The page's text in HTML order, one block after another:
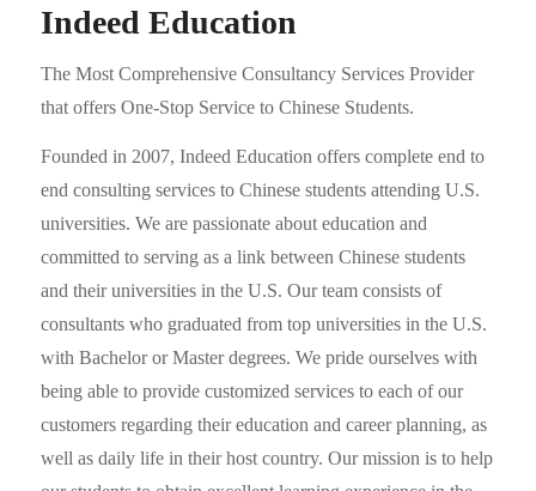
Indeed Education
The Most Comprehensive Consultancy Services Provider
that offers One-Stop Service to Chinese Students.
Founded in 2007, Indeed Education offers complete end to
end consulting services to Chinese students attending U.S.
universities. We are passionate about education and
committed to serving as a link between Chinese students
and their universities in the U.S. Our team consists of
consultants who graduated from top universities in the U.S.
with Bachelor or Master degrees. We pride ourselves with
being able to provide customized services to each of our
customers regarding their education and career planning, as
well as daily life in their host country. Our mission is to help